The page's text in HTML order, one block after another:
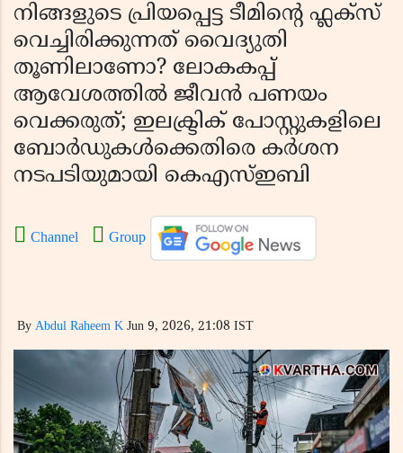
നിങ്ങളുടെ പ്രിയപ്പെട്ട ടീമിന്റെ ഫ്ലക്സ്
വെച്ചിരിക്കുന്നത് വൈദ്യുതി
തൂണിലാണോ? ലോകകപ്പ്
ആവേശത്തിൽ ജീവൻ പണയം
വെക്കരുത്; ഇലക്ട്രിക് പോസ്റ്റുകളിലെ
ബോർഡുകൾക്കെതിരെ കർശന
നടപടിയുമായി കെഎസ്ഇബി
Channel Group
By Abdul Raheem K Jun 9, 2026, 21:08 IST